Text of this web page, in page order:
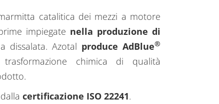
catalitica dei mezzi a motore
impiegate nella produzione di
dissalata. Azotal produce AdBlue®
chimica di qualità
certificazione ISO 22241.